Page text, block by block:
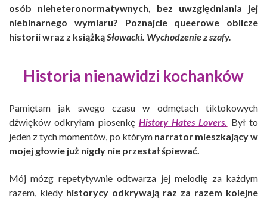
osób nieheteronormatywnych, bez uwzględniania jej
niebinarnego wymiaru? Poznajcie queerowe oblicze
historii wraz z książkąSłowacki. Wychodzenie z szafy.
Historia nienawidzi kochanków
Pamiętam jak swego czasu w odmętach tiktokowych
dźwięków odkryłam piosenkę History Hates Lovers.
Był to
jeden z tych momentów, po którym narrator mieszkający w
mojej głowie już nigdy nie przestał śpiewać.
Mój mózg repetytywnie odtwarza jej melodię za każdym
razem, kiedy historycy odkrywają raz za razem kolejne